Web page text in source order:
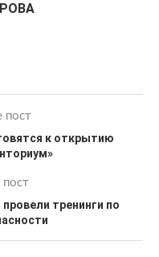
пост
к открытию
тренинги по